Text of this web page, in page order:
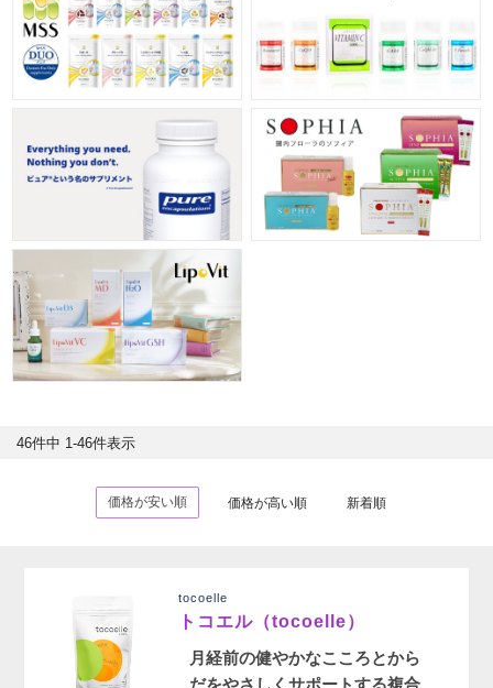
価格が安い順 価格が高い順 新着順
46件中 1-46件表示
tocoelle
トコエル（tocoelle）
月経前の健やかなこころとから
だをやさしくサポートする複合